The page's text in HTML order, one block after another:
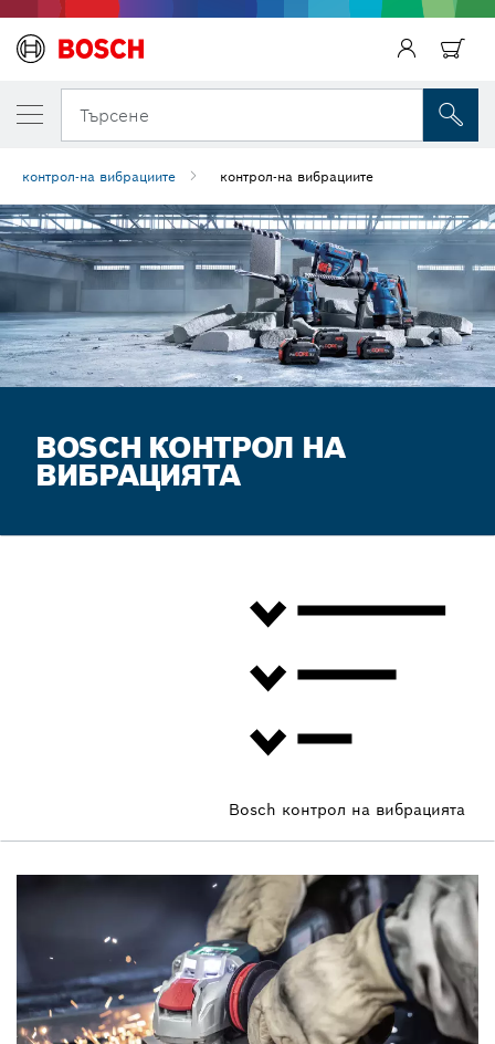
Търсене
контрол-на вибрациите контрол-на вибрациите
BOSCH КОНТРОЛ НА
ВИБРАЦИЯТА
Bosch контрол на вибрацията